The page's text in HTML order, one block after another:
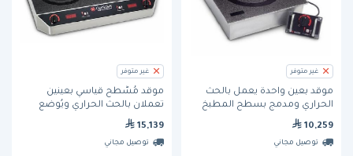
غير متوفر
موقد بعين واحدة يعمل بالحث
الحراري ومدمج بسطح المطبخ
10,259
توصيل مجاني
غير متوفر
موقد مُسَّطح قياسي بعينين
تعملان بالحث الحراري ويُوضع
كوكتيك
15,139
توصيل مجاني